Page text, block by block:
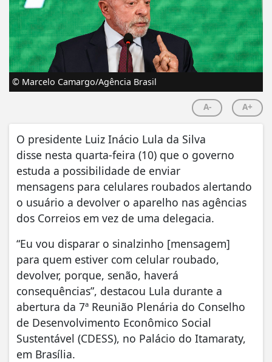
© Marcelo Camargo/Agência Brasil
A- A+
O presidente Luiz Inácio Lula da Silva
disse nesta quarta-feira (10) que o governo
estuda a possibilidade de enviar
mensagens para celulares roubados alertando
o usuário a devolver o aparelho nas agências
dos Correios em vez de uma delegacia.
“Eu vou disparar o sinalzinho [mensagem]
para quem estiver com celular roubado,
devolver, porque, senão, haverá
consequências”, destacou Lula durante a
abertura da 7ª Reunião Plenária do Conselho
de Desenvolvimento Econômico Social
Sustentável (CDESS), no Palácio do Itamaraty,
em Brasília.